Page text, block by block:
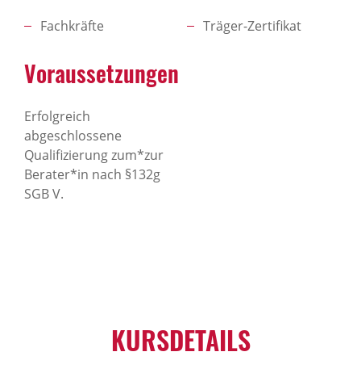
Fachkräfte Träger-Zertifikat
Voraussetzungen
Erfolgreich
abgeschlossene
Qualifizierung zum*zur
Berater*in nach §132g
SGB V.
KURSDETAILS